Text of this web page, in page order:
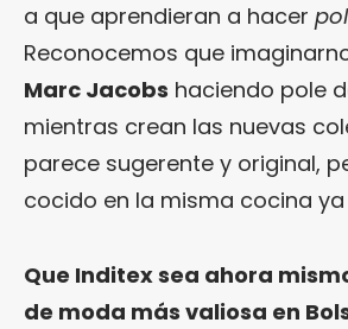
a que aprendieran a hacer
Reconocemos que
Marc Jacobs haciendo pole
mientras crean las nuevas
parece sugerente y original,
cocido en la misma cocina
Que Inditex sea ahora
de moda más valiosa en